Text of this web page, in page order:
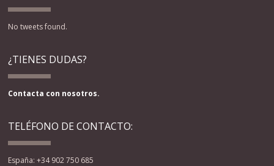
No tweets found.
¿TIENES DUDAS?
Contacta con nosotros.
TELÉFONO DE CONTACTO:
España: +34 902 750 685